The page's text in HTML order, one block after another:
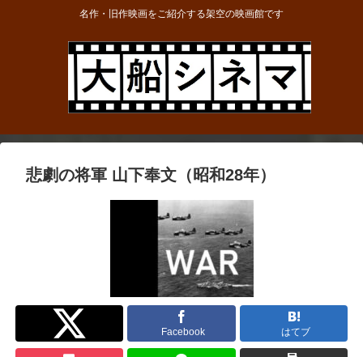
名作・旧作映画をご紹介する架空の映画館です
悲劇の将軍 山下奉文（昭和28年）
Twitter
Facebook はてブ